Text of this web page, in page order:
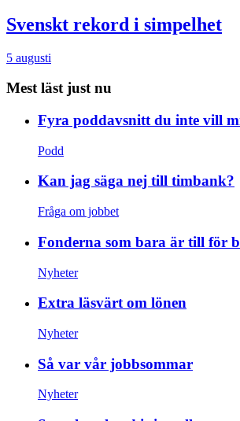
Svenskt rekord i simpelhet
5 augusti
Mest läst just nu
Fyra poddavsnitt du inte vill
Podd
Kan jag säga nej till timbank?
Fråga om jobbet
Fonderna som bara är till för
Nyheter
Extra läsvärt om lönen
Nyheter
Så var vår jobbsommar
Nyheter